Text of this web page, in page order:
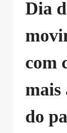
Dia
com
mais
do